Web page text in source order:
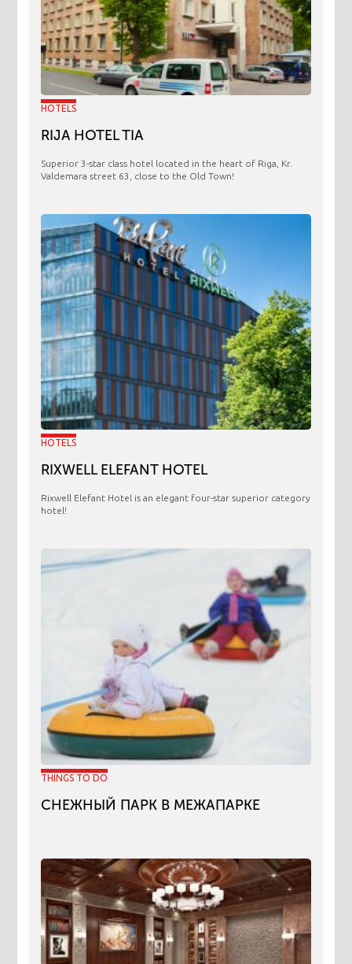
HOTELS
RIJA HOTEL TIA
Superior 3-star class hotel located in the heart of Riga, Kr.
Valdemara street 63, close to the Old Town!
HOTELS
RIXWELL ELEFANT HOTEL
Rixwell Elefant Hotel is an elegant four-star superior category
hotel!
THINGS TO DO
СНЕЖНЫЙ ПАРК В МЕЖАПАРКЕ